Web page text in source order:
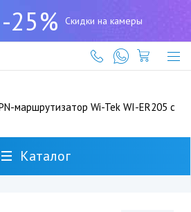
-25% Скидки на камеры
(727)
317-
61-
61
маршрутизатор Wi-Tek WI-ER205 с
Каталог